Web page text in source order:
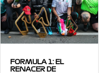
FORMULA 1: EL
RENACER DE